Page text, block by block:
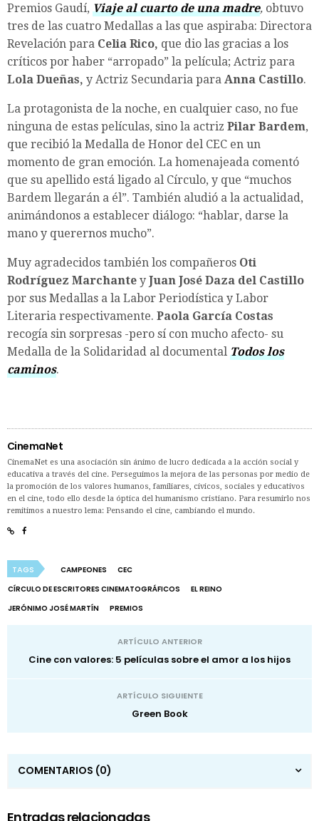
Premios Gaudí, Viaje al cuarto de una madre, obtuvo
tres de las cuatro Medallas a las que aspiraba: Directora
Revelación para Celia Rico, que dio las gracias a los
críticos por haber “arropado” la película; Actriz para
Lola Dueñas, y Actriz Secundaria para Anna Castillo.
La protagonista de la noche, en cualquier caso, no fue
ninguna de estas películas, sino la actriz Pilar Bardem,
que recibió la Medalla de Honor del CEC en un
momento de gran emoción. La homenajeada comentó
que su apellido está ligado al Círculo, y que “muchos
Bardem llegarán a él”. También aludió a la actualidad,
animándonos a establecer diálogo: “hablar, darse la
mano y querernos mucho”.
Muy agradecidos también los compañeros Oti
Rodríguez Marchante y Juan José Daza del Castillo
por sus Medallas a la Labor Periodística y Labor
Literaria respectivamente. Paola García Costas
recogía sin sorpresas -pero sí con mucho afecto- su
Medalla de la Solidaridad al documental Todos los
caminos.
CinemaNet
CinemaNet es una asociación sin ánimo de lucro dedicada a la acción social y
educativa a través del cine. Perseguimos la mejora de las personas por medio de
la promoción de los valores humanos, familiares, cívicos, sociales y educativos
en el cine, todo ello desde la óptica del humanismo cristiano. Para resumirlo nos
remitimos a nuestro lema: Pensando el cine, cambiando el mundo.
TAGS CAMPEONES
CEC
CÍRCULO DE ESCRITORES CINEMATOGRÁFICOS
EL REINO
JERÓNIMO JOSÉ MARTÍN
PREMIOS
ARTÍCULO ANTERIOR
Cine con valores: 5 películas sobre el amor a los hijos
ARTÍCULO SIGUIENTE
Green Book
COMENTARIOS (0)
Entradas relacionadas